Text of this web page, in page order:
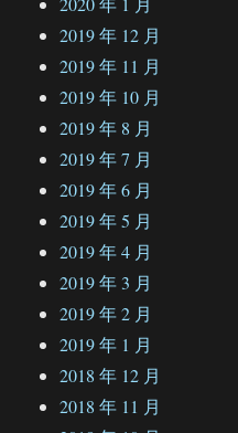
2019 年 12 月
2019 年 11 月
2019 年 10 月
2019 年 8 月
2019 年 7 月
2019 年 6 月
2019 年 5 月
2019 年 4 月
2019 年 3 月
2019 年 2 月
2019 年 1 月
2018 年 12 月
2018 年 11 月